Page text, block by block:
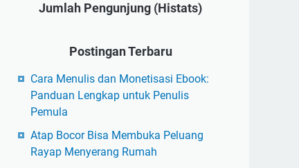
Jumlah Pengunjung (Histats)
Postingan Terbaru
Cara Menulis dan Monetisasi Ebook:
Panduan Lengkap untuk Penulis
Pemula
Atap Bocor Bisa Membuka Peluang
Rayap Menyerang Rumah